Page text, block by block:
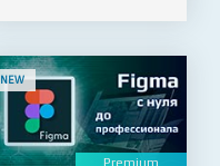
NEW